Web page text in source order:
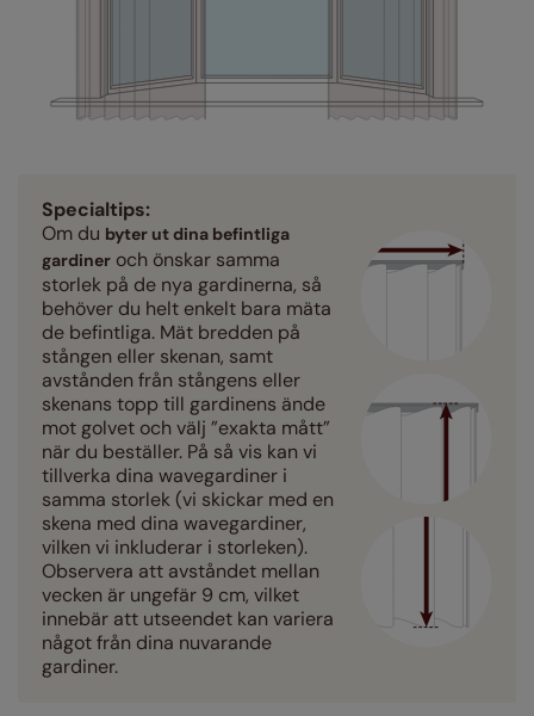
Specialtips:
Om du byter ut dina befintliga
gardiner och önskar samma
storlek på de nya gardinerna, så
behöver du helt enkelt bara mäta
de befintliga. Mät bredden på
stången eller skenan, samt
avstånden från stångens eller
skenans topp till gardinens ände
mot golvet och välj ”exakta mått”
när du beställer. På så vis kan vi
tillverka dina wavegardiner i
samma storlek (vi skickar med en
skena med dina wavegardiner,
vilken vi inkluderar i storleken).
Observera att avståndet mellan
vecken är ungefär 9 cm, vilket
innebär att utseendet kan variera
något från dina nuvarande
gardiner.